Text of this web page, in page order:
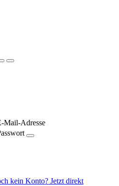
Mail-Adresse
kein Konto? Jetzt direkt